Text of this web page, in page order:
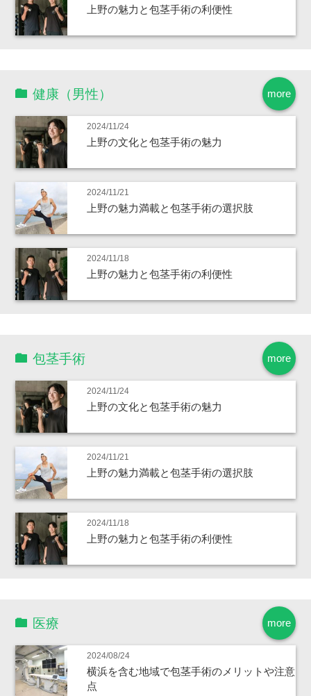
上野の魅力と包茎手術の利便性
more
健康（男性）
2024/11/24
上野の文化と包茎手術の魅力
2024/11/21
上野の魅力満載と包茎手術の選択肢
2024/11/18
上野の魅力と包茎手術の利便性
more
包茎手術
2024/11/24
上野の文化と包茎手術の魅力
2024/11/21
上野の魅力満載と包茎手術の選択肢
2024/11/18
上野の魅力と包茎手術の利便性
more
医療
2024/08/24
横浜を含む地域で包茎手術のメリットや注意
点